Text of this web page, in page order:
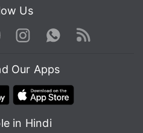
Us
Instagram WhatsApp
Rss
Our Apps
in Hindi